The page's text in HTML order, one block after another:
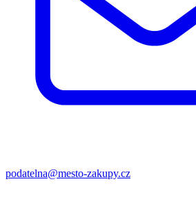
podatelna@mesto-zakupy.cz